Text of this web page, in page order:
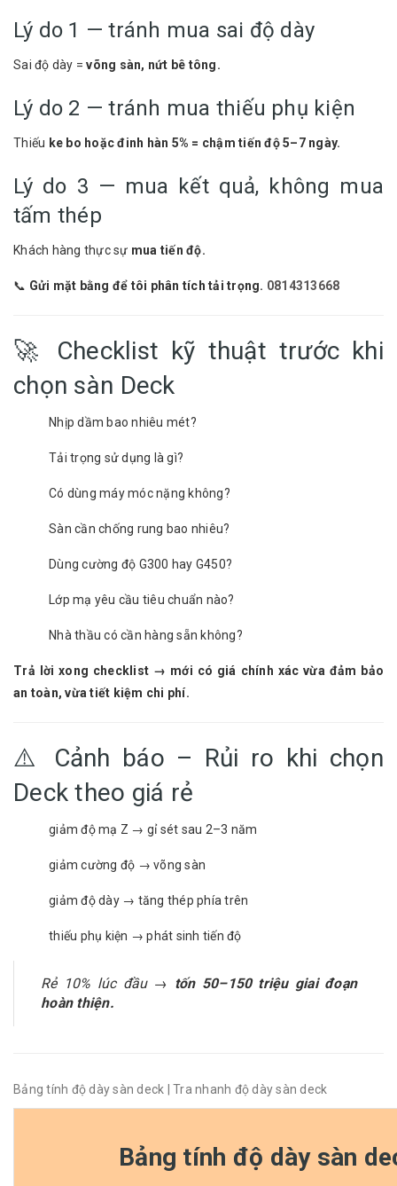
Lý do 1 — tránh mua sai độ dày
Sai độ dày =võng sàn, nứt bê tông.
Lý do 2 — tránh mua thiếu phụ kiện
Thiếu ke bo hoặc đinh hàn 5% = chậm tiến độ 5–7 ngày.
Lý do 3 — mua kết quả, không mua
tấm thép
Khách hàng thực sự mua tiến độ.
📞 Gửi mặt bằng để tôi phân tích tải trọng. 0814313668
🚀 Checklist kỹ thuật trước khi
chọn sàn Deck
Nhịp dầm bao nhiêu mét?
Tải trọng sử dụng là gì?
Có dùng máy móc nặng không?
Sàn cần chống rung bao nhiêu?
Dùng cường độ G300 hay G450?
Lớp mạ yêu cầu tiêu chuẩn nào?
Nhà thầu có cần hàng sẵn không?
Trả lời xong checklist → mới có giá chính xác vừa đảm bảo
an toàn, vừa tiết kiệm chi phí.
⚠️ Cảnh báo – Rủi ro khi chọn
Deck theo giá rẻ
giảm độ mạ Z → gỉ sét sau 2–3 năm
giảm cường độ → võng sàn
giảm độ dày → tăng thép phía trên
thiếu phụ kiện → phát sinh tiến độ
Rẻ 10% lúc đầu → tốn 50–150 triệu giai đoạn
hoàn thiện.
Bảng tính độ dày sàn deck | Tra nhanh độ dày sàn deck
Bảng tính độ dày sàn